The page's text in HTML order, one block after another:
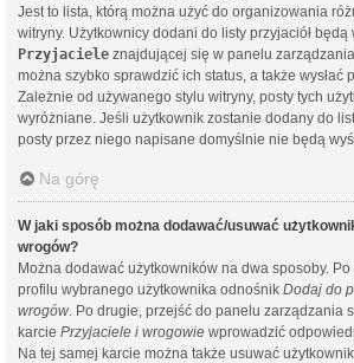
Jest to lista, którą można użyć do organizowania
witryny. Użytkownicy dodani do listy przyjaciół
Przyjaciele znajdującej się w panelu
można szybko sprawdzić ich status, a także wysłać
Zależnie od używanego stylu witryny, posty tych
wyróżniane. Jeśli użytkownik zostanie dodany do
posty przez niego napisane domyślnie nie będą
Na górę
W jaki sposób można dodawać/usuwać
wrogów?
Można dodawać użytkowników na dwa sposoby.
profilu wybranego użytkownika odnośnik Dodaj do
wrogów . Po drugie, przejść do panelu zarządzania
karcie Przyjaciele i wrogowie wprowadzić
Na tej samej karcie można także usuwać